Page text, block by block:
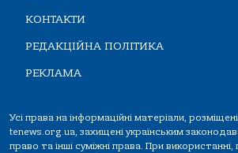
КОНТАКТИ
РЕДАКЦІЙНА ПОЛІТИКА
РЕКЛАМА
Усі права на інформаційні матеріали,
tenews.org.ua, захищені українським
право та інші суміжні права. При використанні,